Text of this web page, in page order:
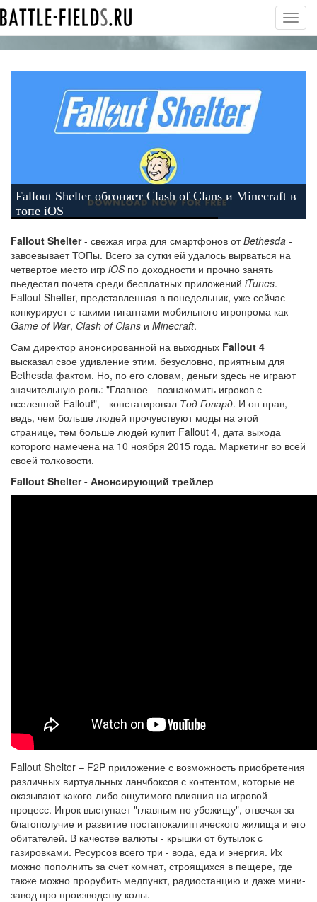
Fallout Shelter обгоняет Clash of Clans и Minecraft в
топе iOS
Fallout Shelter- свежая игра для смартфонов отBethesda -
завоевывает ТОПы. Всего за сутки ей удалось вырваться на
четвертое место игр iOSпо доходности и прочно занять
пьедестал почета среди бесплатных приложений iTunes.
Fallout Shelter, представленная в понедельник, уже сейчас
конкурирует с такими гигантами мобильного игропрома как
Game of War, Clash of Clans и Minecraft.
Сам директор анонсированной на выходных Fallout 4
высказал свое удивление этим, безусловно, приятным для
Bethesda фактом. Но, по его словам, деньги здесь не играют
значительную роль: "Главное - познакомить игроков с
вселенной Fallout", - констатировал Тод Говард. И он прав,
ведь, чем больше людей прочувствуют моды на этой
странице, тем больше людей купит Fallout 4, дата выхода
которого намечена на 10 ноября 2015 года. Маркетинг во всей
своей толковости.
Fallout Shelter - Анонсирующий трейлер
Fallout Shelter – F2P приложение с возможность приобретения
различных виртуальных ланчбоксов с контентом, которые не
оказывают какого-либо ощутимого влияния на игровой
процесс. Игрок выступает "главным по убежищу", отвечая за
благополучие и развитие постапокалиптического жилища и его
обитателей. В качестве валюты - крышки от бутылок с
газировками. Ресурсов всего три - вода, еда и энергия. Их
можно пополнить за счет комнат, строящихся в пещере, где
также можно прорубить медпункт, радиостанцию и даже мини-
завод про производству колы.